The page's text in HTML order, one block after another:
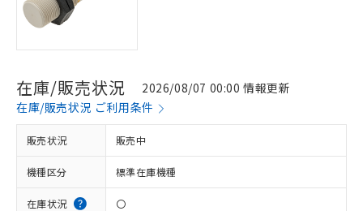
在庫/販売状況
2026/08/07 00:00 情報更新
在庫/販売状況 ご利用条件
販売状況 販売中
機種区分 標準在庫機種
在庫状況 〇